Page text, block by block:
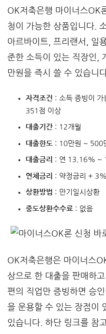
OK저축은행 마이너스OK
청이 가능한 상품입니다.
아르바이트, 프리랜서, 일
준한 소득이 있는 직장인,
만원을 즉시 쓸 수 있습니
자격조건 : 소득 증빙이 가
351점 이상
대출기간: 12개월
대출한도 : 10만원 ~ 500
대출금리 : 연 13.16% ~
연체금리 : 약정금리 + 3%
상환방법 : 만기일시상환
중도상환수수료 : 없음
OK저축은행은 마이너스
상으로 한 대출을 판매하
편의 직업만 증빙하면 승
을 운용할 수 있는 장점이
있습니다. 하단 링크를 참